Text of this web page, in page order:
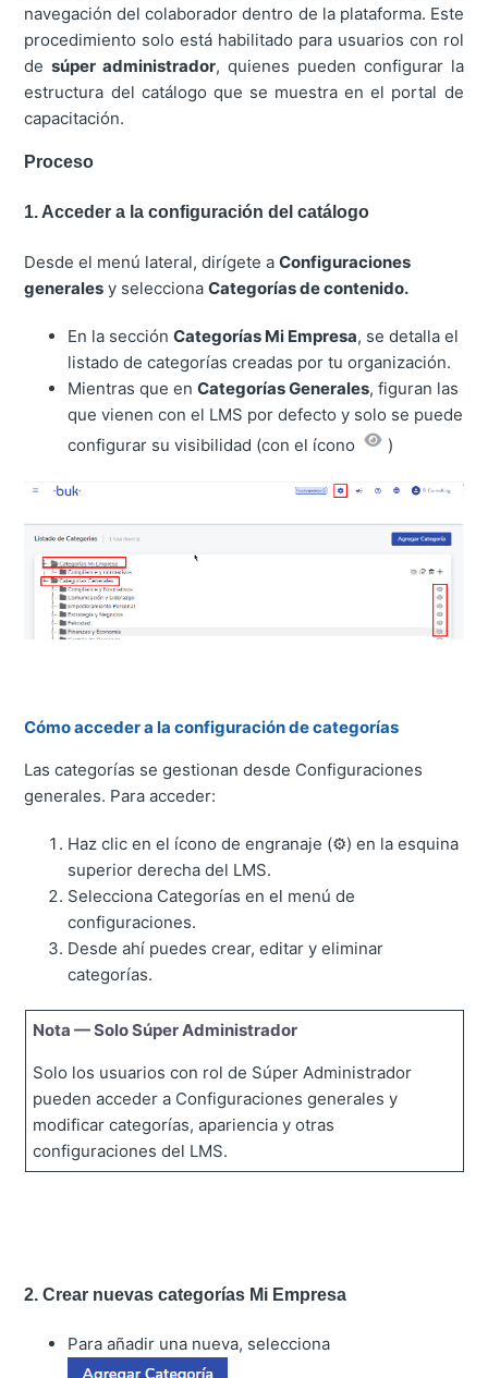
navegación del colaborador dentro de la plataforma. Este
procedimiento solo está habilitado para usuarios con rol
desúper administrador, quienes pueden configurar la
estructura del catálogo que se muestra en el portal de
capacitación.
Proceso
1. Acceder a la configuración del catálogo
Desde el menú lateral, dirígete aConfiguraciones
generales y seleccionaCategorías de contenido.
En la secciónCategorías Mi Empresa, se detalla el
listado de categorías creadas por tu organización.
Mientras que enCategorías Generales, figuran las
que vienen con el LMS por defecto y solo se puede
configurar su visibilidad (con el ícono
)
Cómo acceder a la configuración de categorías
Las categorías se gestionan desde Configuraciones
generales. Para acceder:
Haz clic en el ícono de engranaje (⚙) en la esquina
superior derecha del LMS.
Selecciona Categorías en el menú de
configuraciones.
Desde ahí puedes crear, editar y eliminar
categorías.
Nota — Solo Súper Administrador
Solo los usuarios con rol de Súper Administrador
pueden acceder a Configuraciones generales y
modificar categorías, apariencia y otras
configuraciones del LMS.
2. Crear nuevas categorías Mi Empresa
Para añadir una nueva, selecciona